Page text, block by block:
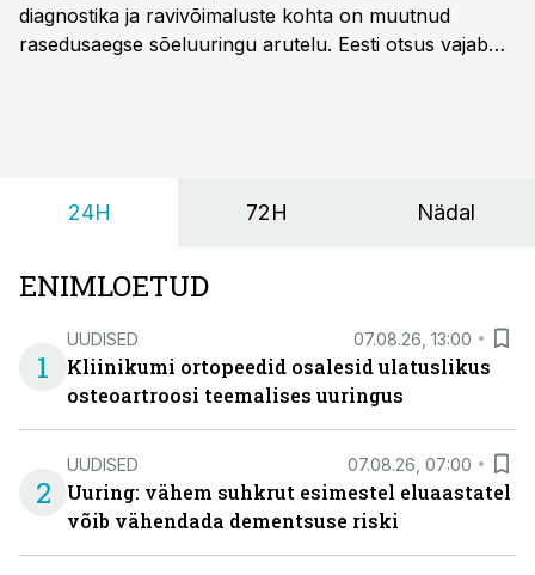
diagnostika ja ravivõimaluste kohta on muutnud
rasedusaegse sõeluuringu arutelu. Eesti otsus vajab
24H 72H Nädal
ENIMLOETUD
1
UUDISED 07.08.26, 13:00
Kliinikumi ortopeedid osalesid ulatuslikus
osteoartroosi teemalises uuringus
2
UUDISED 07.08.26, 07:00
Uuring: vähem suhkrut esimestel eluaastatel
võib vähendada dementsuse riski